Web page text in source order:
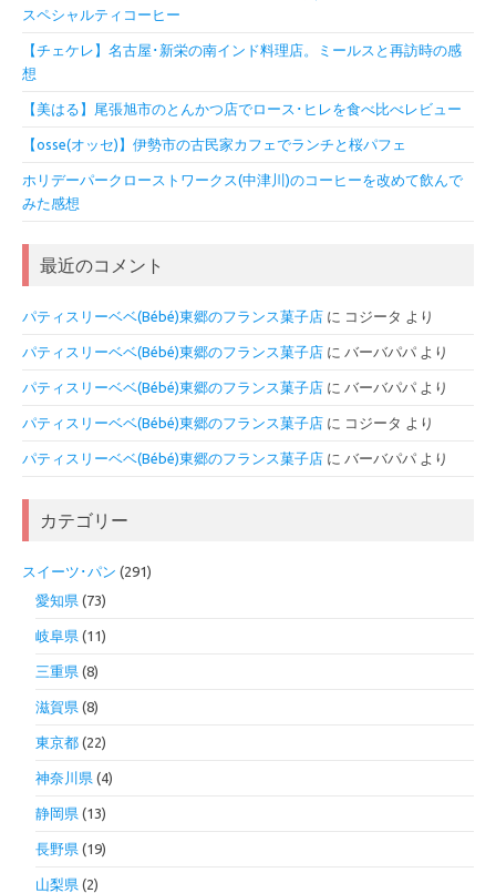
スペシャルティコーヒー
【チェケレ】名古屋･新栄の南インド料理店。ミールスと再訪時の感
想
【美はる】尾張旭市のとんかつ店でロース･ヒレを食べ比べレビュー
【osse(オッセ)】伊勢市の古民家カフェでランチと桜パフェ
ホリデーパークローストワークス(中津川)のコーヒーを改めて飲んで
みた感想
最近のコメント
パティスリーベベ(Bébé)東郷のフランス菓子店 に コジータ より
パティスリーベベ(Bébé)東郷のフランス菓子店 に バーバパパ より
パティスリーベベ(Bébé)東郷のフランス菓子店 に バーバパパ より
パティスリーベベ(Bébé)東郷のフランス菓子店 に コジータ より
パティスリーベベ(Bébé)東郷のフランス菓子店 に バーバパパ より
カテゴリー
スイーツ･パン (291)
愛知県 (73)
岐阜県 (11)
三重県 (8)
滋賀県 (8)
東京都 (22)
神奈川県 (4)
静岡県 (13)
長野県 (19)
山梨県 (2)